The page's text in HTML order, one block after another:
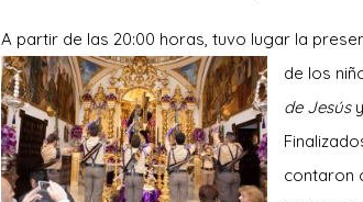
A partir de las 20:00 horas, tuvo lugar la
de los
de Jesúsy
contaron